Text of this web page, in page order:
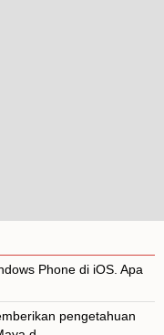
Phone di iOS. Apa
pengetahuan